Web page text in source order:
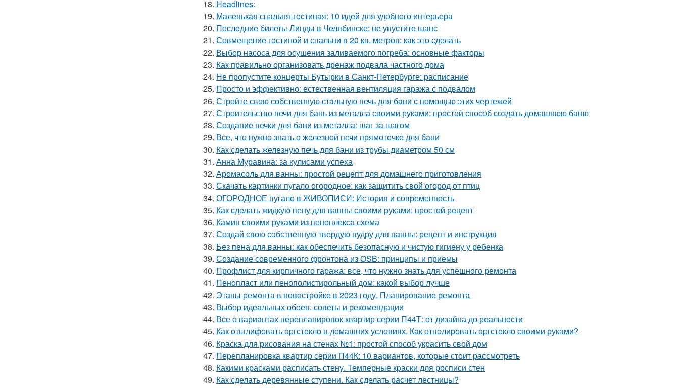
18. Headlines:
19. Маленькая спальня-гостиная: 10 идей для удобного интерьера
20. Последние билеты Линды в Челябинске: не упустите шанс
21. Совмещение гостиной и спальни в 20 кв. метров: как это сделать
22. Выбор насоса для осушения заливаемого погреба: основные факторы
23. Как правильно организовать дренаж подвала частного дома
24. Не пропустите концерты Бутырки в Санкт-Петербурге: расписание
25. Просто и эффективно: естественная вентиляция гаража с подвалом
26. Стройте свою собственную стальную печь для бани с помощью этих чертежей
27. Строительство печи для бань из металла своими руками: простой способ создать домашнюю баню
28. Создание печки для бани из металла: шаг за шагом
29. Все, что нужно знать о железной печи прямоточке для бани
30. Как сделать железную печь для бани из трубы диаметром 50 см
31. Анна Муравина: за кулисами успеха
32. Аромасоль для ванны: простой рецепт для домашнего приготовления
33. Скачать картинки пугало огородное: как защитить свой огород от птиц
34. ОГОРОДНОЕ пугало в ЖИВОПИСИ: История и современность
35. Как сделать жидкую пену для ванны своими руками: простой рецепт
36. Камин своими руками из пеноплекса схема
37. Создай свою собственную твердую пудру для ванны: рецепт и инструкция
38. Без пена для ванны: как обеспечить безопасную и чистую гигиену у ребенка
39. Создание современного фронтона из OSB: принципы и приемы
40. Профлист для кирпичного гаража: все, что нужно знать для успешного ремонта
41. Пенопласт или пенополистирольный дом: какой выбор лучше
42. Этапы ремонта в новостройке в 2023 году. Планирование ремонта
43. Выбор идеальных обоев: советы и рекомендации
44. Все о вариантах перепланировок квартир серии П44Т: от дизайна до реальности
45. Как отшлифовать оргстекло в домашних условиях. Как отполировать оргстекло своими руками?
46. Краска для рисования на стенах №1: простой способ украсить свой дом
47. Перепланировка квартир серии П44К: 10 вариантов, которые стоит рассмотреть
48. Какими красками расписать стену. Темперные краски для росписи стен
49. Как сделать деревянные ступени. Как сделать расчет лестницы?